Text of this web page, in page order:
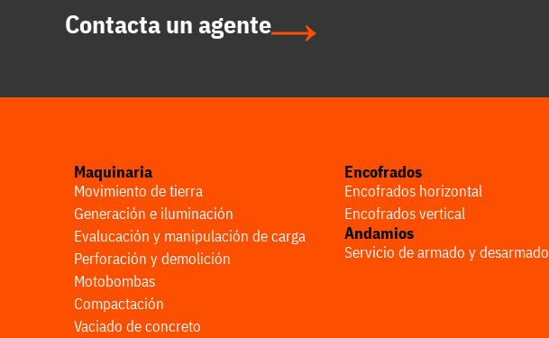
Contacta un agente
Maquinaria
Movimiento de tierra
Generación e iluminación
Evalucación y manipulación de carga
Perforación y demolición
Motobombas
Compactación
Vaciado de concreto
Encofrados
Encofrados horizontal
Encofrados vertical
Andamios
Servicio de armado y desarmado